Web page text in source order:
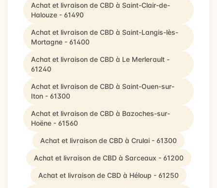
Achat et livraison de CBD à Saint-Clair-de-
Halouze - 61490
Achat et livraison de CBD à Saint-Langis-lès-
Mortagne - 61400
Achat et livraison de CBD à Le Merlerault -
61240
Achat et livraison de CBD à Saint-Ouen-sur-
Iton - 61300
Achat et livraison de CBD à Bazoches-sur-
Hoëne - 61560
Achat et livraison de CBD à Crulai - 61300
Achat et livraison de CBD à Sarceaux - 61200
Achat et livraison de CBD à Héloup - 61250